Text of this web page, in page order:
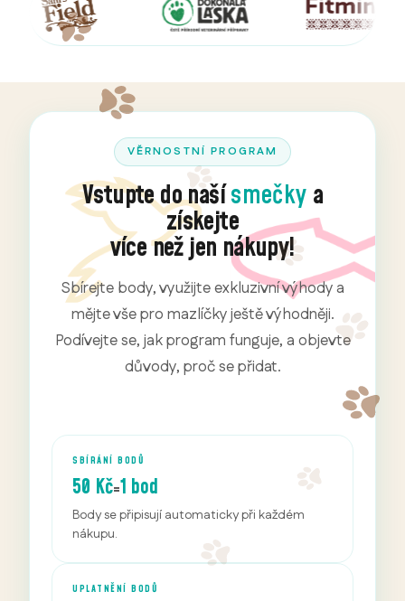
VĚRNOSTNÍ PROGRAM
Vstupte do našísmečky a
získejte
více než jen nákupy!
Sbírejte body, využijte exkluzivní výhody a
mějte vše pro mazlíčky ještě výhodněji.
Podívejte se, jak program funguje, a objevte
důvody, proč se přidat.
SBÍRÁNÍ BODŮ
50 Kč=1 bod
Body se připisují automaticky při každém
nákupu.
UPLATNĚNÍ BODŮ